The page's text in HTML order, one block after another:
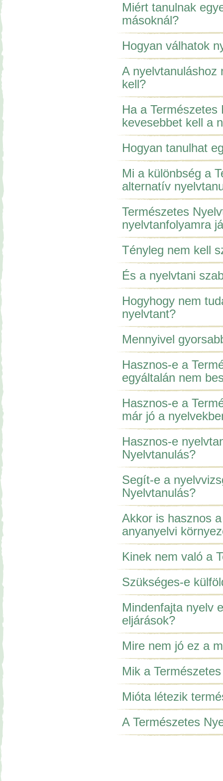
Miért tanulnak
másoknál?
Hogyan válhatok
A nyelvtanuláshoz
kell?
Ha a
kevesebbet kell a
Hogyan tanulhat
Mi a különbség a
alternatív
Természetes
nyelvtanfolyamra
Tényleg nem kell
És a nyelvtani
Hogyhogy nem
nyelvtant?
Mennyivel
Hasznos-e a
egyáltalán nem
Hasznos-e a
már jó a
Hasznos-e
Nyelvtanulás?
Segít-e a
Nyelvtanulás?
Akkor is hasznos
anyanyelvi
Kinek nem való a
Szükséges-e
Mindenfajta nyelv
eljárások?
Mire nem jó ez a
Mik a
Mióta létezik
A Természetes